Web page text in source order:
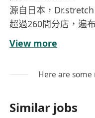
源自日本，
超過260間分店，遍
過科學支持的創新拉
載日本文化的精髓
勵每位成員追求卓越
運動表現、促進健康
View more
Here are
Similar jobs